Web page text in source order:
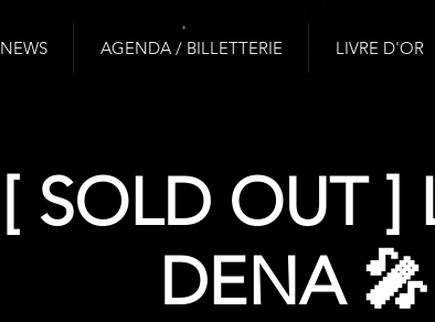
NEWS AGENDA / BILLETTERIE LIVRE D'OR
[ SOLD OUT ]
DENA